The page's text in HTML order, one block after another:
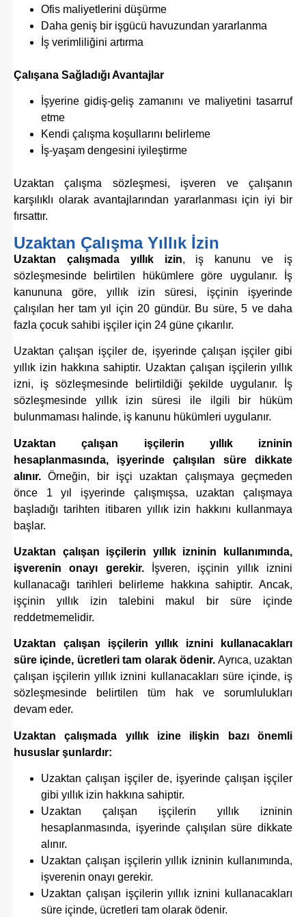
Ofis maliyetlerini düşürme
Daha geniş bir işgücü havuzundan yararlanma
İş verimliliğini artırma
Çalışana Sağladığı Avantajlar
İşyerine gidiş-geliş zamanını ve maliyetini tasarruf
etme
Kendi çalışma koşullarını belirleme
İş-yaşam dengesini iyileştirme
Uzaktan çalışma sözleşmesi, işveren ve çalışanın
karşılıklı olarak avantajlarından yararlanması için iyi bir
fırsattır.
Uzaktan Çalışma Yıllık İzin
Uzaktan çalışmada yıllık izin, iş kanunu ve iş
sözleşmesinde belirtilen hükümlere göre uygulanır. İş
kanununa göre, yıllık izin süresi, işçinin işyerinde
çalışılan her tam yıl için 20 gündür. Bu süre, 5 ve daha
fazla çocuk sahibi işçiler için 24 güne çıkarılır.
Uzaktan çalışan işçiler de, işyerinde çalışan işçiler gibi
yıllık izin hakkına sahiptir. Uzaktan çalışan işçilerin yıllık
izni, iş sözleşmesinde belirtildiği şekilde uygulanır. İş
sözleşmesinde yıllık izin süresi ile ilgili bir hüküm
bulunmaması halinde, iş kanunu hükümleri uygulanır.
Uzaktan çalışan işçilerin yıllık izninin
hesaplanmasında, işyerinde çalışılan süre dikkate
alınır. Örneğin, bir işçi uzaktan çalışmaya geçmeden
önce 1 yıl işyerinde çalışmışsa, uzaktan çalışmaya
başladığı tarihten itibaren yıllık izin hakkını kullanmaya
başlar.
Uzaktan çalışan işçilerin yıllık izninin kullanımında,
işverenin onayı gerekir.İşveren, işçinin yıllık iznini
kullanacağı tarihleri belirleme hakkına sahiptir. Ancak,
işçinin yıllık izin talebini makul bir süre içinde
reddetmemelidir.
Uzaktan çalışan işçilerin yıllık iznini kullanacakları
süre içinde, ücretleri tam olarak ödenir. Ayrıca, uzaktan
çalışan işçilerin yıllık iznini kullanacakları süre içinde, iş
sözleşmesinde belirtilen tüm hak ve sorumlulukları
devam eder.
Uzaktan çalışmada yıllık izine ilişkin bazı önemli
hususlar şunlardır:
Uzaktan çalışan işçiler de, işyerinde çalışan işçiler
gibi yıllık izin hakkına sahiptir.
Uzaktan çalışan işçilerin yıllık izninin
hesaplanmasında, işyerinde çalışılan süre dikkate
alınır.
Uzaktan çalışan işçilerin yıllık izninin kullanımında,
işverenin onayı gerekir.
Uzaktan çalışan işçilerin yıllık iznini kullanacakları
süre içinde, ücretleri tam olarak ödenir.